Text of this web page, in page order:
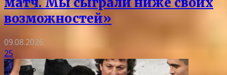
возможностей»
09.08.2026
25